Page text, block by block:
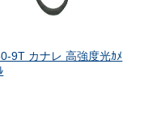
9T カナレ 高強度光ｶﾒ